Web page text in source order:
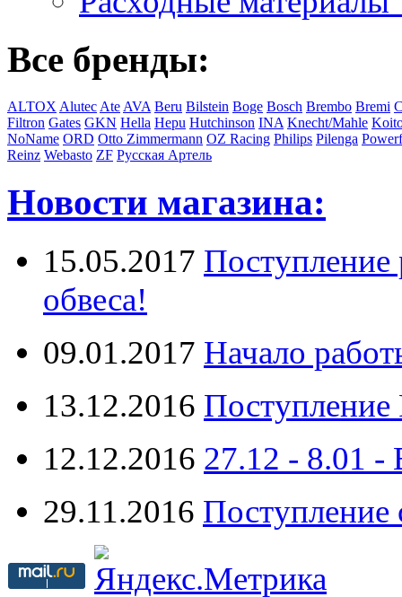
Все бренды:
ALTOX Alutec Ate AVA Beru Bilstein Boge Bosch Brembo Bremi
Filtron Gates GKN Hella Hepu Hutchinson INA Knecht/Mahle
NoName ORD Otto Zimmermann OZ Racing Philips Pilenga
Reinz Webasto ZF Русская Артель
Новости магазина:
15.05.2017 Поступление
обвеса!
09.01.2017 Начало
13.12.2016 Поступление
12.12.2016 27.12 -
29.11.2016 Поступление